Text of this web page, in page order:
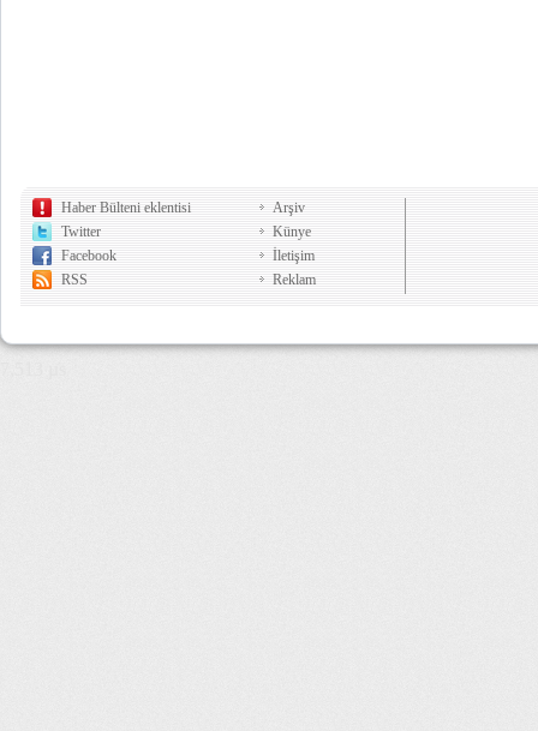
Haber Bülteni eklentisi
Twitter
Facebook
RSS
Arşiv
Künye
İletişim
Reklam